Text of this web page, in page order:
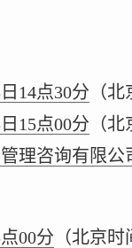
14点30分 （
15点00分 （
理咨询有限
00分 （北京时